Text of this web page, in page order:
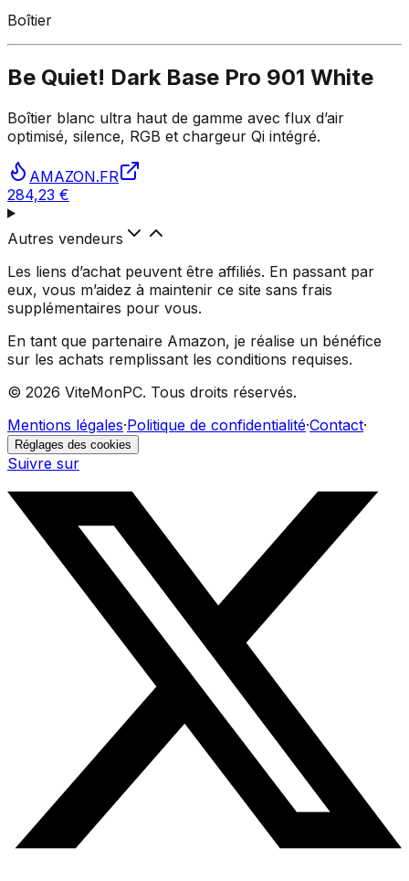
Boîtier
Be Quiet! Dark Base Pro 901 White
Boîtier blanc ultra haut de gamme avec flux d’air
optimisé, silence, RGB et chargeur Qi intégré.
AMAZON.FR
284,23 €
Autres vendeurs
Les liens d’achat peuvent être affiliés. En passant par
eux, vous m’aidez à maintenir ce site sans frais
supplémentaires pour vous.
En tant que partenaire Amazon, je réalise un bénéfice
sur les achats remplissant les conditions requises.
© 2026 ViteMonPC. Tous droits réservés.
Mentions légales·Politique de confidentialité·Contact·
Réglages des cookies
Suivre sur